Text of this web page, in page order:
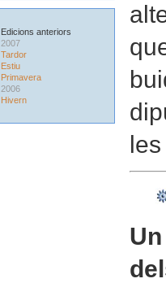
Edicions anteriors
2007
Tardor
Estiu
Primavera
2006
Hivern